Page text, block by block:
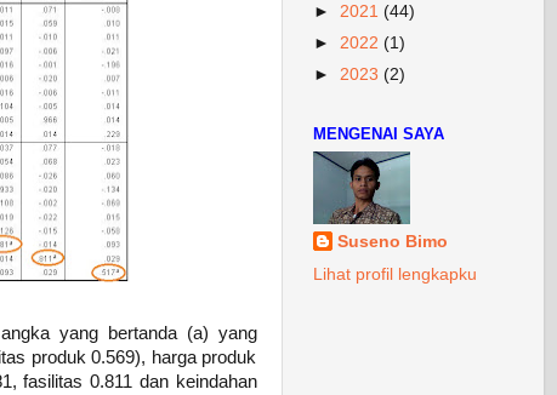
yang bertanda (a) yang
produk 0.569), harga produk
fasilitas 0.811 dan keindahan
► 2021 (44)
► 2022 (1)
► 2023 (2)
MENGENAI SAYA
Suseno Bimo
Lihat profil lengkapku